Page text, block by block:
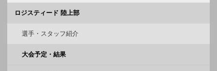
ロジスティード 陸上部
選手・スタッフ紹介
大会予定・結果